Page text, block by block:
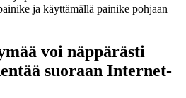
voi näppärästi
suoraan Internet-